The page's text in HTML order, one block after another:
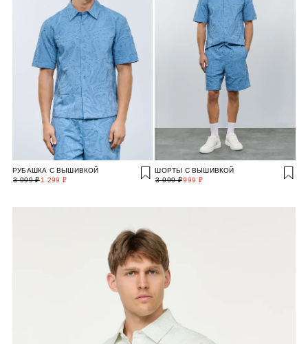
РУБАШКА С ВЫШИВКОЙ
1 299 ₽
3 999 ₽
ШОРТЫ С ВЫШИВКОЙ
999 ₽
3 999 ₽